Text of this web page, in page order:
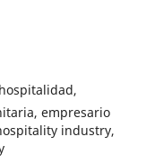
empresario
industry,